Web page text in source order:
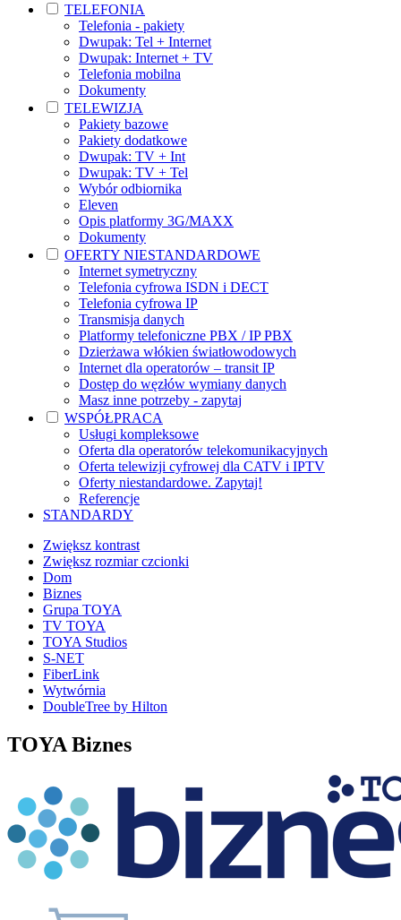
TELEFONIA
Telefonia - pakiety
Dwupak: Tel + Internet
Dwupak: Internet + TV
Telefonia mobilna
Dokumenty
TELEWIZJA
Pakiety bazowe
Pakiety dodatkowe
Dwupak: TV + Int
Dwupak: TV + Tel
Wybór odbiornika
Eleven
Opis platformy 3G/MAXX
Dokumenty
OFERTY NIESTANDARDOWE
Internet symetryczny
Telefonia cyfrowa ISDN i DECT
Telefonia cyfrowa IP
Transmisja danych
Platformy telefoniczne PBX / IP PBX
Dzierżawa włókien światłowodowych
Internet dla operatorów – transit IP
Dostęp do węzłów wymiany danych
Masz inne potrzeby - zapytaj
WSPÓŁPRACA
Usługi kompleksowe
Oferta dla operatorów telekomunikacyjnych
Oferta telewizji cyfrowej dla CATV i IPTV
Oferty niestandardowe. Zapytaj!
Referencje
STANDARDY
Zwiększ kontrast
Zwiększ rozmiar czcionki
Dom
Biznes
Grupa TOYA
TV TOYA
TOYA Studios
S-NET
FiberLink
Wytwórnia
DoubleTree by Hilton
TOYA Biznes